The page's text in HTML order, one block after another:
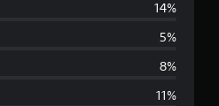
d
14%
5%
8%
11%